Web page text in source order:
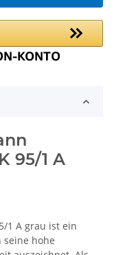
95/1 A
1 A grau ist ein
seine hohe